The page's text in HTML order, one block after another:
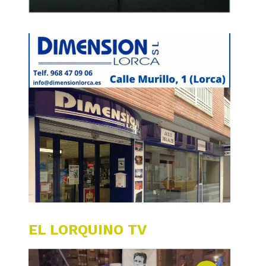
EL LORQUINO TV